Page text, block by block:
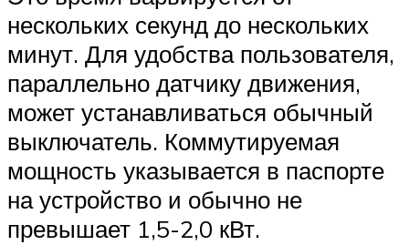
нескольких секунд до нескольких
минут. Для удобства пользователя,
параллельно датчику движения,
может устанавливаться обычный
выключатель. Коммутируемая
мощность указывается в паспорте
на устройство и обычно не
превышает 1,5-2,0 кВт.